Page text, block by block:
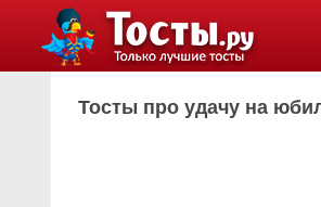
Тосты про удачу на